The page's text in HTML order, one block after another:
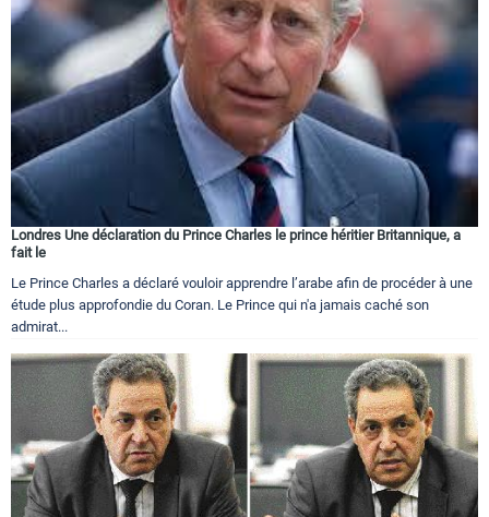
Londres Une déclaration du Prince Charles le prince héritier Britannique, a
fait le
Le Prince Charles a déclaré vouloir apprendre l’arabe afin de procéder à une
étude plus approfondie du Coran. Le Prince qui n'a jamais caché son
admirat...